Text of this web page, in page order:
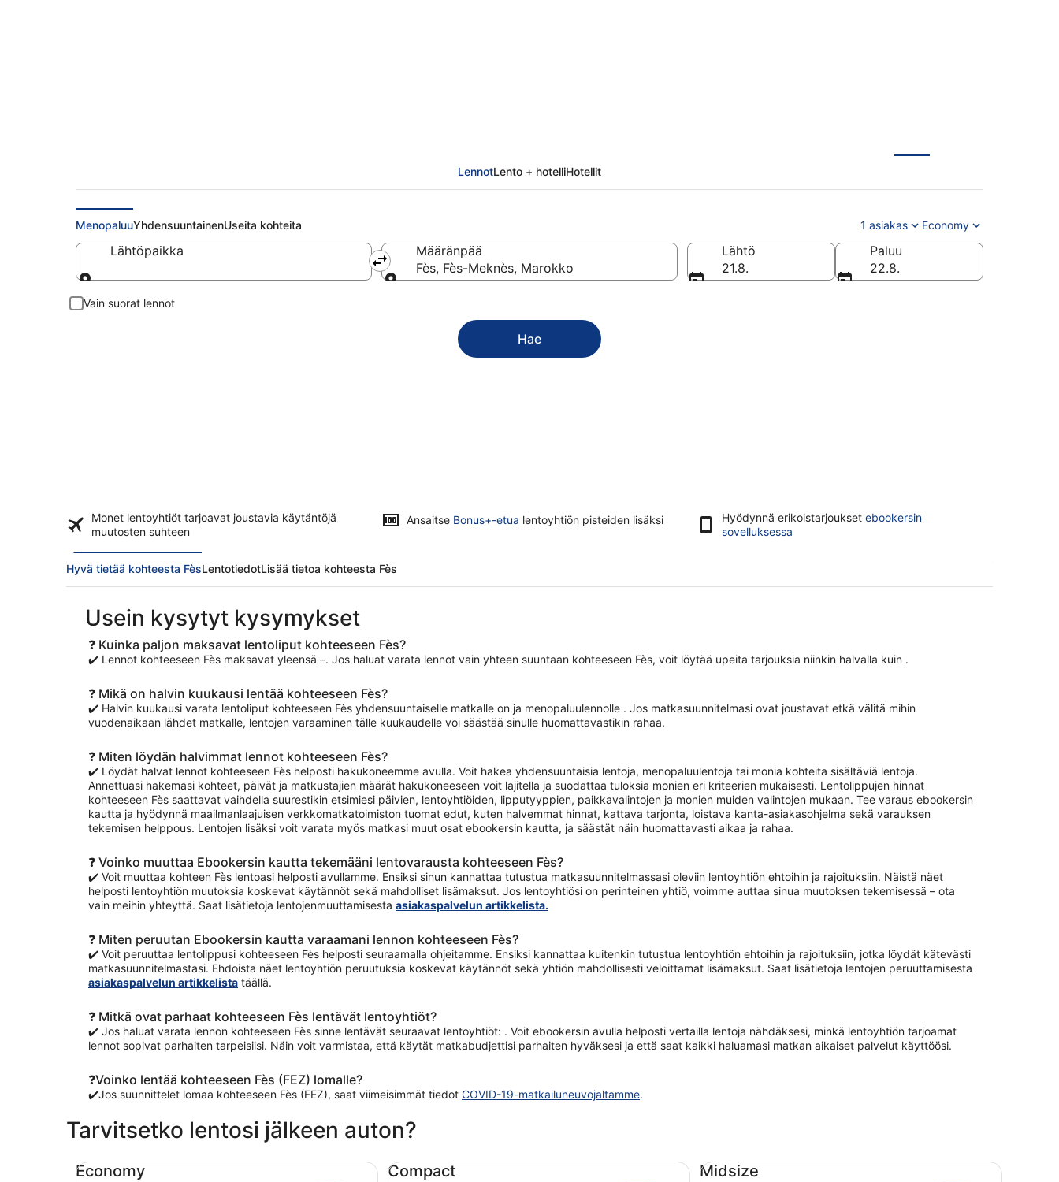
LennotLento + hotelliHotellit
MenopaluuYhdensuuntainenUseita kohteita 1 asiakas Economy
Lähtöpaikka
Määränpää
Fès, Fès-Meknès, Marokko
Lähtö
21.8.
Paluu
22.8.
Vain suorat lennot
Hae
Monet lentoyhtiöt tarjoavat joustavia käytäntöjä
muutosten suhteen
Ansaitse Bonus+-etua lentoyhtiön pisteiden lisäksi Hyödynnä erikoistarjoukset ebookersin
sovelluksessa
Hyvä tietää kohteesta FèsLentotiedotLisää tietoa kohteesta Fès
Usein kysytyt kysymykset
❓ Kuinka paljon maksavat lentoliput kohteeseen Fès?
✔️ Lennot kohteeseen Fès maksavat yleensä –. Jos haluat varata lennot vain yhteen suuntaan kohteeseen Fès, voit löytää upeita tarjouksia niinkin halvalla kuin .
❓ Mikä on halvin kuukausi lentää kohteeseen Fès?
✔️ Halvin kuukausi varata lentoliput kohteeseen Fès yhdensuuntaiselle matkalle on ja menopaluulennolle . Jos matkasuunnitelmasi ovat joustavat etkä välitä mihin
vuodenaikaan lähdet matkalle, lentojen varaaminen tälle kuukaudelle voi säästää sinulle huomattavastikin rahaa.
❓ Miten löydän halvimmat lennot kohteeseen Fès?
✔️ Löydät halvat lennot kohteeseen Fès helposti hakukoneemme avulla. Voit hakea yhdensuuntaisia lentoja, menopaluulentoja tai monia kohteita sisältäviä lentoja.
Annettuasi hakemasi kohteet, päivät ja matkustajien määrät hakukoneeseen voit lajitella ja suodattaa tuloksia monien eri kriteerien mukaisesti. Lentolippujen hinnat
kohteeseen Fès saattavat vaihdella suurestikin etsimiesi päivien, lentoyhtiöiden, lipputyyppien, paikkavalintojen ja monien muiden valintojen mukaan. Tee varaus ebookersin
kautta ja hyödynnä maailmanlaajuisen verkkomatkatoimiston tuomat edut, kuten halvemmat hinnat, kattava tarjonta, loistava kanta-asiakasohjelma sekä varauksen
tekemisen helppous. Lentojen lisäksi voit varata myös matkasi muut osat ebookersin kautta, ja säästät näin huomattavasti aikaa ja rahaa.
❓ Voinko muuttaa Ebookersin kautta tekemääni lentovarausta kohteeseen Fès?
✔️ Voit muuttaa kohteen Fès lentoasi helposti avullamme. Ensiksi sinun kannattaa tutustua matkasuunnitelmassasi oleviin lentoyhtiön ehtoihin ja rajoituksiin. Näistä näet
helposti lentoyhtiön muutoksia koskevat käytännöt sekä mahdolliset lisämaksut. Jos lentoyhtiösi on perinteinen yhtiö, voimme auttaa sinua muutoksen tekemisessä – ota
vain meihin yhteyttä. Saat lisätietoja lentojenmuuttamisesta asiakaspalvelun artikkelista.
❓ Miten peruutan Ebookersin kautta varaamani lennon kohteeseen Fès?
✔️ Voit peruuttaa lentolippusi kohteeseen Fès helposti seuraamalla ohjeitamme. Ensiksi kannattaa kuitenkin tutustua lentoyhtiön ehtoihin ja rajoituksiin, jotka löydät kätevästi
matkasuunnitelmastasi. Ehdoista näet lentoyhtiön peruutuksia koskevat käytännöt sekä yhtiön mahdollisesti veloittamat lisämaksut. Saat lisätietoja lentojen peruuttamisesta
asiakaspalvelun artikkelista täällä.
❓ Mitkä ovat parhaat kohteeseen Fès lentävät lentoyhtiöt?
✔️ Jos haluat varata lennon kohteeseen Fès sinne lentävät seuraavat lentoyhtiöt: . Voit ebookersin avulla helposti vertailla lentoja nähdäksesi, minkä lentoyhtiön tarjoamat
lennot sopivat parhaiten tarpeisiisi. Näin voit varmistaa, että käytät matkabudjettisi parhaiten hyväksesi ja että saat kaikki haluamasi matkan aikaiset palvelut käyttöösi.
❓Voinko lentää kohteeseen Fès (FEZ) lomalle?
✔️Jos suunnittelet lomaa kohteeseen Fès (FEZ), saat viimeisimmät tiedot COVID-19-matkailuneuvojaltamme.
Tarvitsetko lentosi jälkeen auton?
Economy
Economy Chevrolet Spark
Compact
Compact Ford Focus
Midsize
Midsize Toyota Corolla